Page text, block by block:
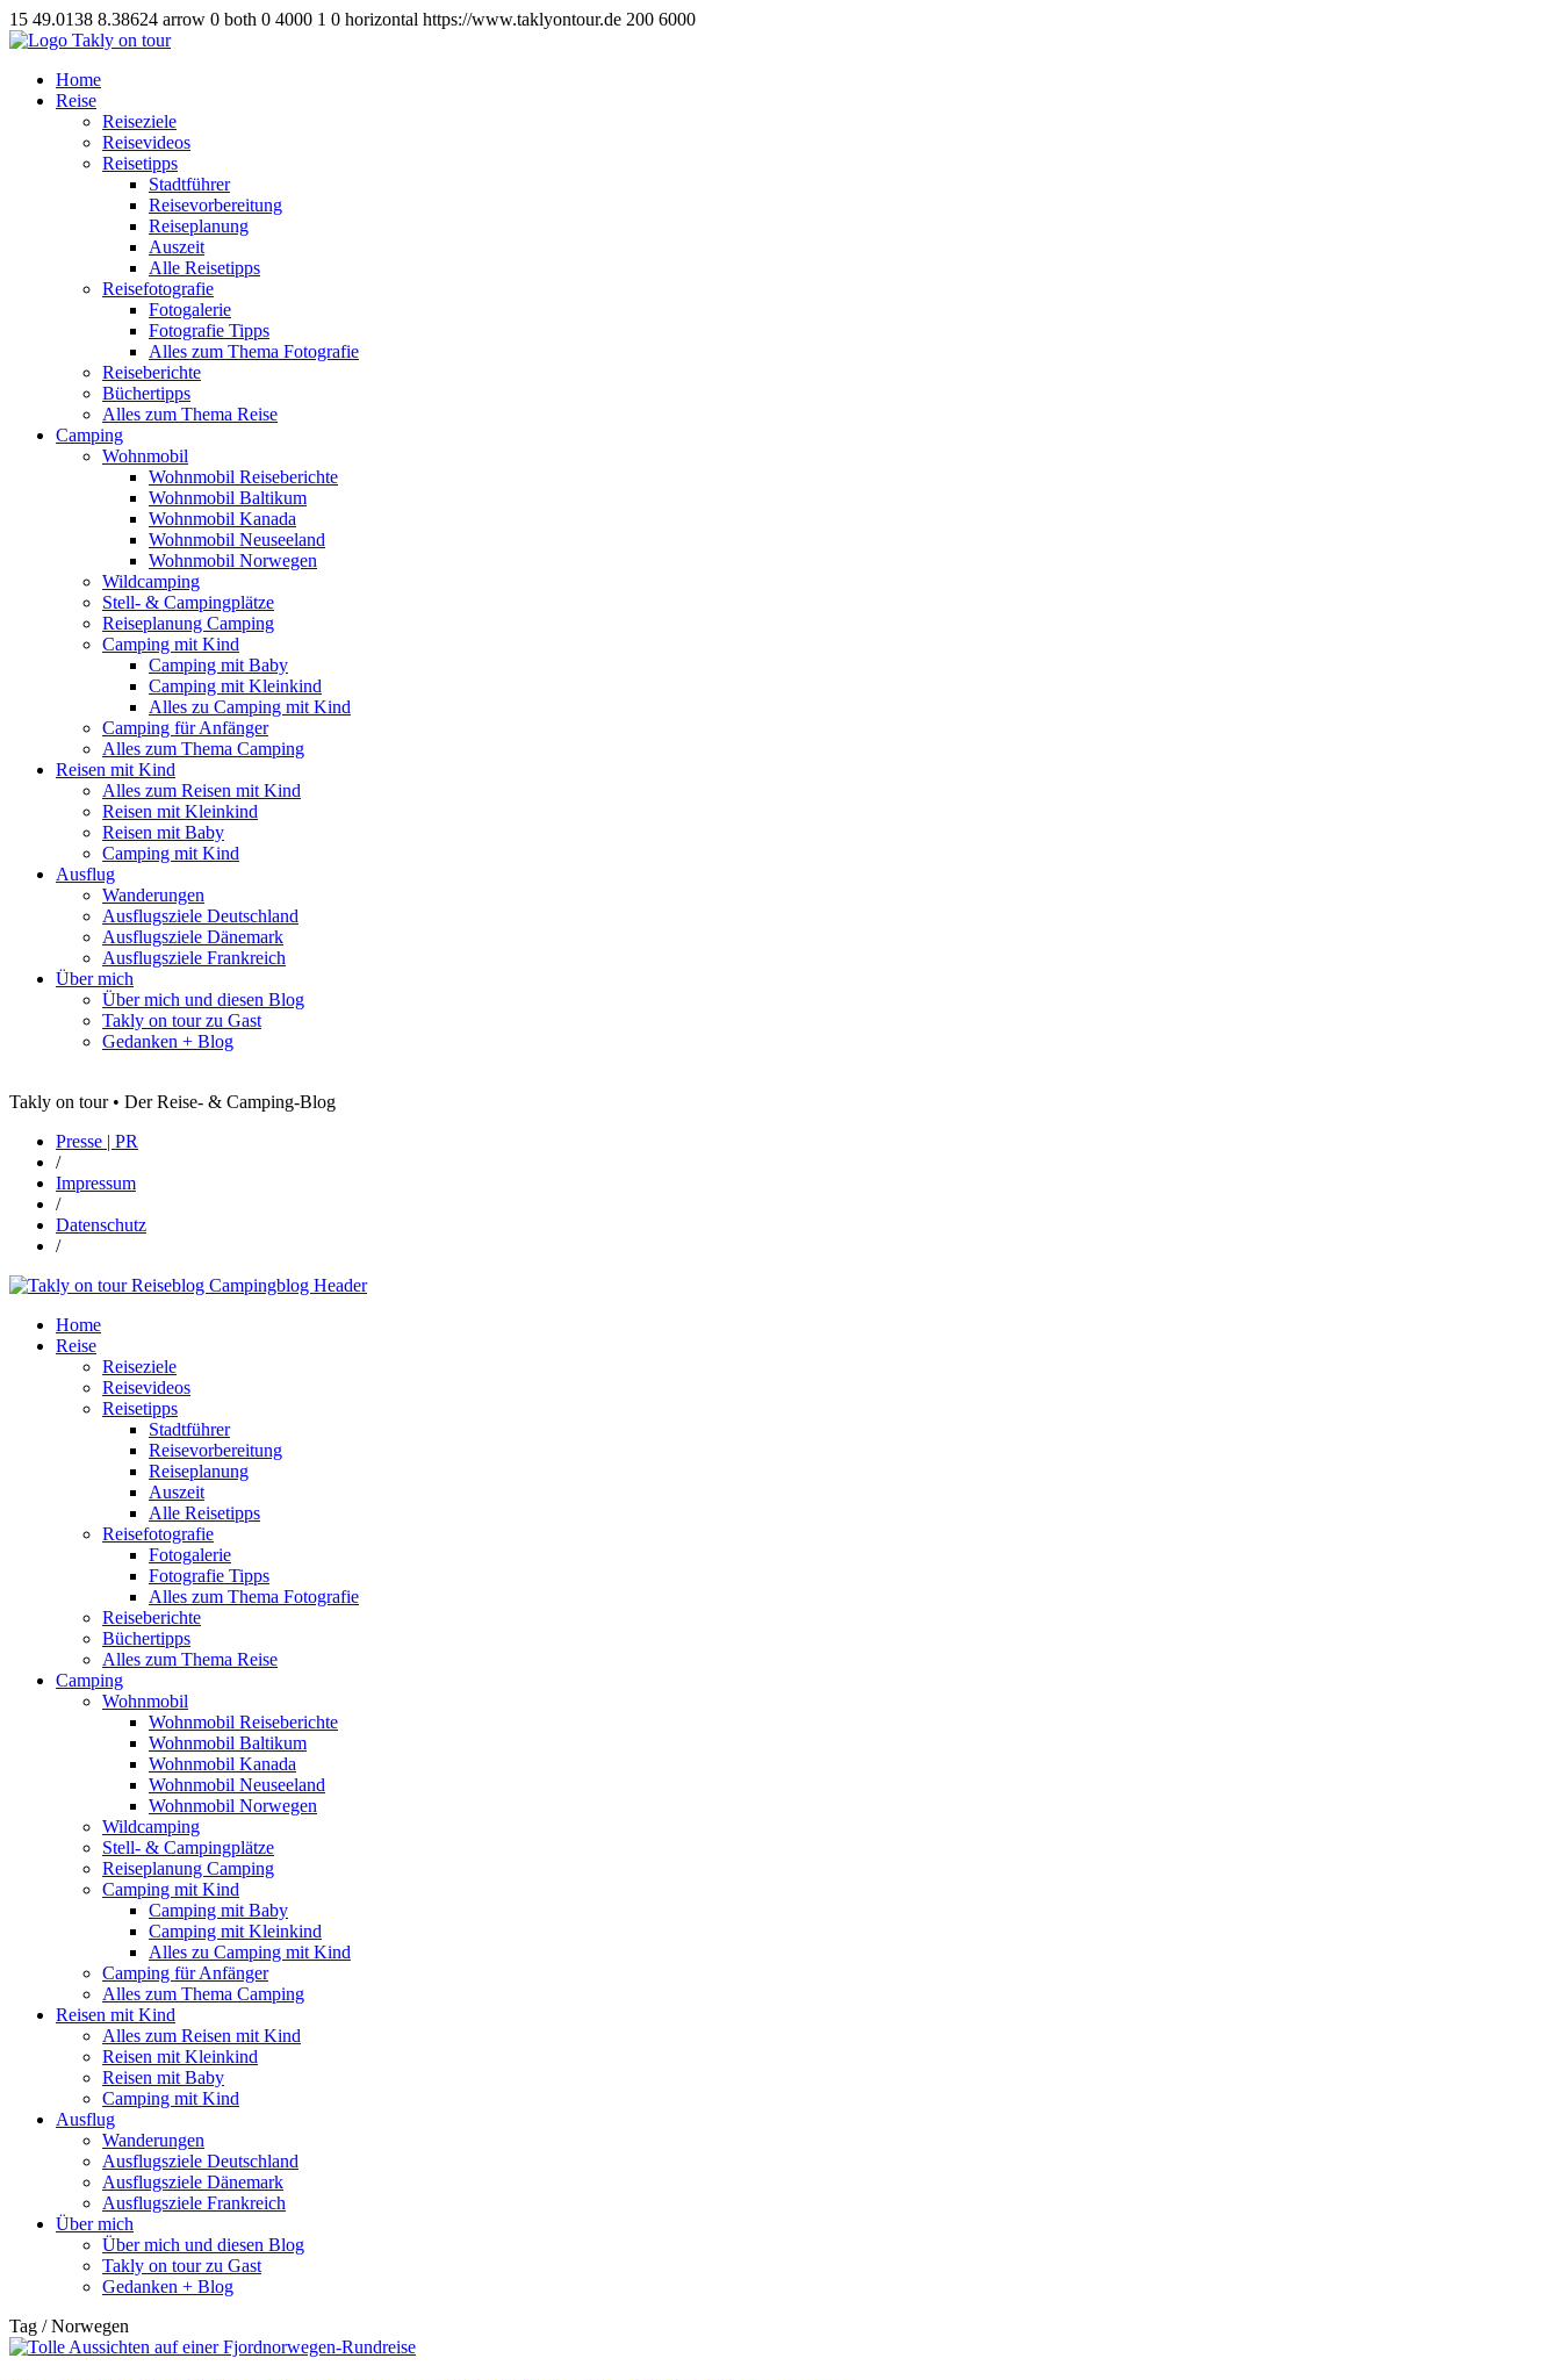
15 49.0138 8.38624 arrow 0 both 0 4000 1 0 horizontal https://www.taklyontour.de 200 6000
Home
Reise
Reiseziele
Reisevideos
Reisetipps
Stadtführer
Reisevorbereitung
Reiseplanung
Auszeit
Alle Reisetipps
Reisefotografie
Fotogalerie
Fotografie Tipps
Alles zum Thema Fotografie
Reiseberichte
Büchertipps
Alles zum Thema Reise
Camping
Wohnmobil
Wohnmobil Reiseberichte
Wohnmobil Baltikum
Wohnmobil Kanada
Wohnmobil Neuseeland
Wohnmobil Norwegen
Wildcamping
Stell- & Campingplätze
Reiseplanung Camping
Camping mit Kind
Camping mit Baby
Camping mit Kleinkind
Alles zu Camping mit Kind
Camping für Anfänger
Alles zum Thema Camping
Reisen mit Kind
Alles zum Reisen mit Kind
Reisen mit Kleinkind
Reisen mit Baby
Camping mit Kind
Ausflug
Wanderungen
Ausflugsziele Deutschland
Ausflugsziele Dänemark
Ausflugsziele Frankreich
Über mich
Über mich und diesen Blog
Takly on tour zu Gast
Gedanken + Blog
Takly on tour • Der Reise- & Camping-Blog
Presse | PR
/
Impressum
/
Datenschutz
/
Home
Reise
Reiseziele
Reisevideos
Reisetipps
Stadtführer
Reisevorbereitung
Reiseplanung
Auszeit
Alle Reisetipps
Reisefotografie
Fotogalerie
Fotografie Tipps
Alles zum Thema Fotografie
Reiseberichte
Büchertipps
Alles zum Thema Reise
Camping
Wohnmobil
Wohnmobil Reiseberichte
Wohnmobil Baltikum
Wohnmobil Kanada
Wohnmobil Neuseeland
Wohnmobil Norwegen
Wildcamping
Stell- & Campingplätze
Reiseplanung Camping
Camping mit Kind
Camping mit Baby
Camping mit Kleinkind
Alles zu Camping mit Kind
Camping für Anfänger
Alles zum Thema Camping
Reisen mit Kind
Alles zum Reisen mit Kind
Reisen mit Kleinkind
Reisen mit Baby
Camping mit Kind
Ausflug
Wanderungen
Ausflugsziele Deutschland
Ausflugsziele Dänemark
Ausflugsziele Frankreich
Über mich
Über mich und diesen Blog
Takly on tour zu Gast
Gedanken + Blog
Tag / Norwegen